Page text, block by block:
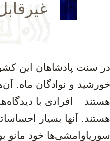
‫در سنت پادشاهان این
خورشید و نوادگان ماه.
هستند – افرادی با
هستند. آنها بسیار
سوریاوامشی‌ها خود مانو